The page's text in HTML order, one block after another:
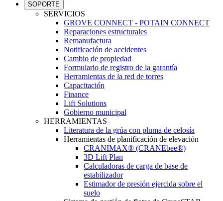
SOPORTE
SERVICIOS
GROVE CONNECT - POTAIN CONNECT
Reparaciones estructurales
Remanufactura
Notificación de accidentes
Cambio de propiedad
Formulario de registro de la garantía
Herramientas de la red de torres
Capacitación
Finance
Lift Solutions
Gobierno municipal
HERRAMIENTAS
Literatura de la grúa con pluma de celosía
Herramientas de planificación de elevación
CRANIMAX® (CRANEbee®)
3D Lift Plan
Calculadoras de carga de base de
estabilizador
Estimador de presión ejercida sobre el
suelo